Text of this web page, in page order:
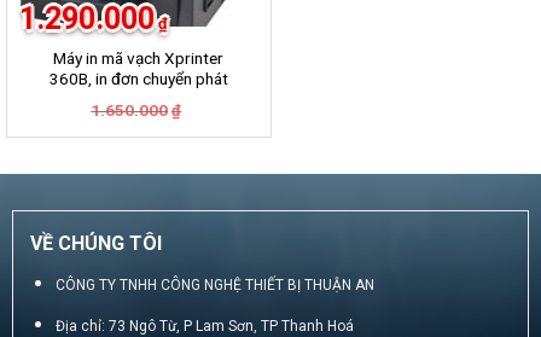
Máy in mã vạch Xprinter
360B, in đơn chuyển phát
VNpost, Best, J&T
1.650.000 ₫
là:
1.290.000 ₫
tại
1.290.000₫.
VỀ CHÚNG TÔI
CÔNG TY TNHH CÔNG NGHỆ THIẾT BỊ THUẬN AN
Địa chỉ: 73 Ngô Từ, P Lam Sơn, TP Thanh Hoá